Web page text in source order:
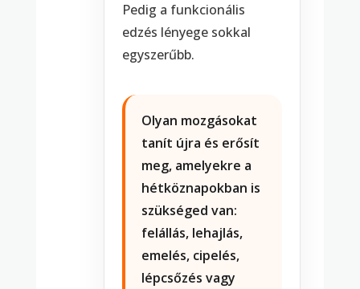
Pedig a funkcionális
edzés lényege sokkal
egyszerűbb.
Olyan mozgásokat
tanít újra és erősít
meg, amelyekre a
hétköznapokban is
szükséged van:
felállás, lehajlás,
emelés, cipelés,
lépcsőzés vagy